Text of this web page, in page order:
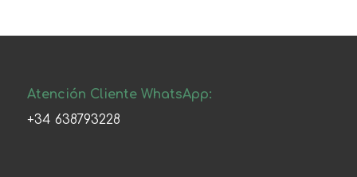
Atención Cliente WhatsApp:
+34 638793228